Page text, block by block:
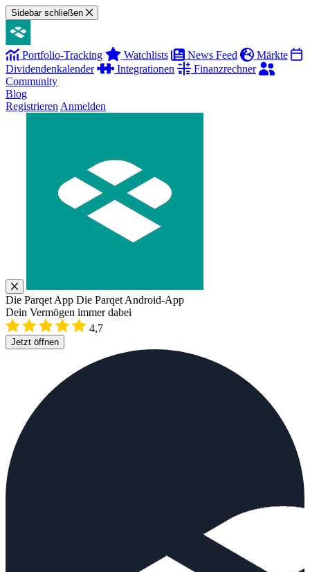
Sidebar schließen
Portfolio-Tracking Watchlists News Feed
Märkte
Dividendenkalender
Integrationen
Finanzrechner
Community
Blog
Registrieren Anmelden
Die Parqet App Die Parqet Android-App
Dein Vermögen immer dabei
4,7
Jetzt öffnen